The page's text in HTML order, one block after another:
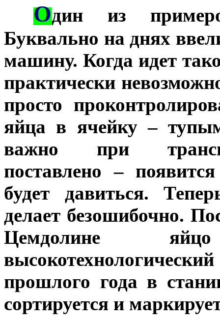
Один из
Буквально на днях
машину. Когда идет
практически
просто
яйца в ячейку –
важно при
поставлено –
будет давиться.
делает безошибочно.
Цемдолине
прошлого года в
сортируется и